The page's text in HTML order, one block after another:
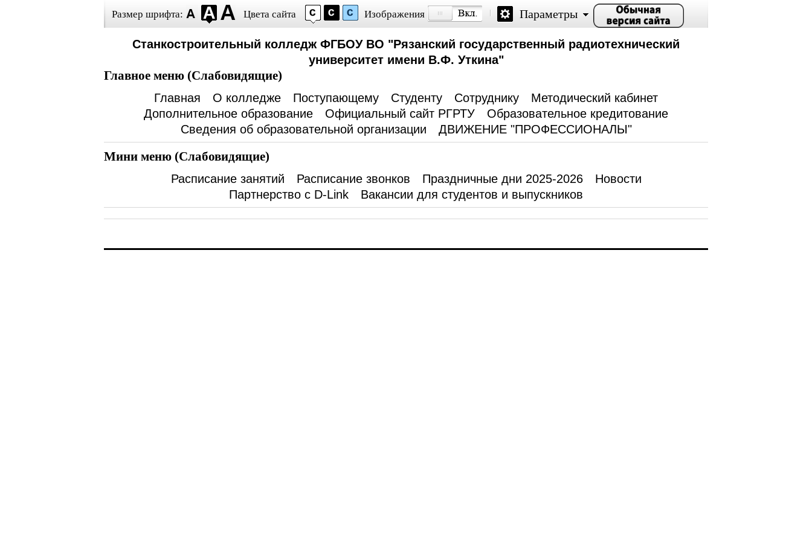
Размер шрифта: Цвета сайта Изображения Параметры
Станкостроительный колледж ФГБОУ ВО "Рязанский государственный радиотехнический
университет имени В.Ф. Уткина"
Главное меню (Слабовидящие)
Главная О колледже Поступающему Студенту Сотруднику
Методический кабинет
Дополнительное образование
Официальный сайт РГРТУ
Образовательное кредитование
Сведения об образовательной организации
ДВИЖЕНИЕ "ПРОФЕССИОНАЛЫ"
Мини меню (Слабовидящие)
Расписание занятий Расписание звонков Праздничные дни 2025-2026
Новости
Партнерство с D-Link
Вакансии для студентов и выпускников